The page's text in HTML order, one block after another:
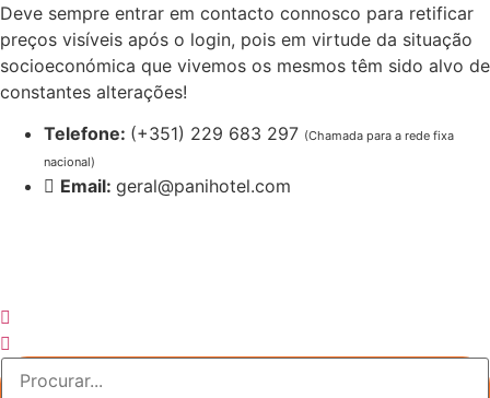
Pular
para
o
conteúdo
Deve sempre entrar em contacto connosco para retificar
preços visíveis após o login, pois em virtude da situação
socioeconómica que vivemos os mesmos têm sido alvo de
constantes alterações!
Telefone: (+351) 229 683 297 (Chamada para a rede fixa
nacional)
Email: geral@panihotel.com